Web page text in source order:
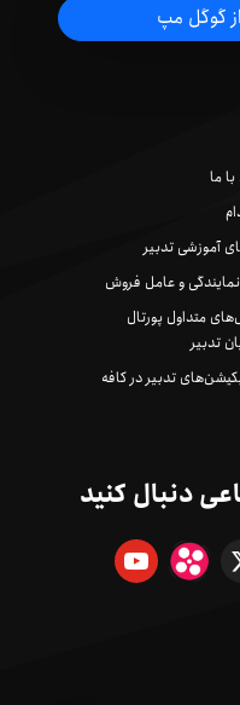
گوگل مپ
با ما
آموزشی تدبیر
و عامل فروش
متداول پورتال
تدبیر
تدبیر در کافه
دنبال کنید